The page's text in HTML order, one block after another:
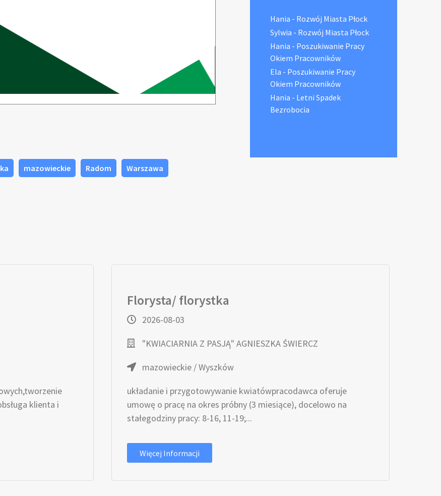
mazowieckie Radom Warszawa
Hania - Rozwój Miasta Płock
Sylwia - Rozwój Miasta Płock
Hania - Poszukiwanie Pracy
Okiem Pracowników
Ela - Poszukiwanie Pracy
Okiem Pracowników
Hania - Letni Spadek
Bezrobocia
klienta i
Florysta/ florystka
2026-08-03
"KWIACIARNIA Z PASJĄ" AGNIESZKA ŚWIERCZ
mazowieckie / Wyszków
układanie i przygotowywanie kwiatówpracodawca oferuje
umowę o pracę na okres próbny (3 miesiące), docelowo na
stałegodziny pracy: 8-16, 11-19;...
Więcej Informacji